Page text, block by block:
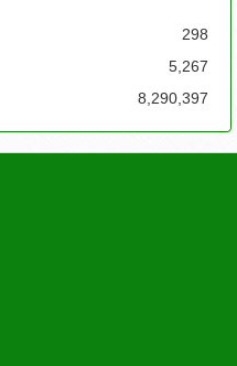
298
5,267
8,290,397